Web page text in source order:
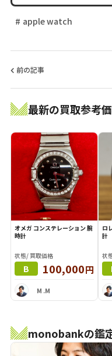
apple watch
前の記事
最新の買取参考
オメガ コンステレーション 腕
時計
状態/ 買取価格
B 100,000円
M .M
ロ
計
状
monobankの鑑